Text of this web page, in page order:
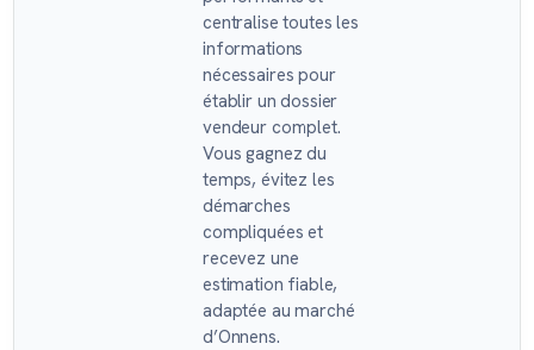
centralise toutes les
informations
nécessaires pour
établir un dossier
vendeur complet.
Vous gagnez du
temps, évitez les
démarches
compliquées et
recevez une
estimation fiable,
adaptée au marché
d’Onnens.